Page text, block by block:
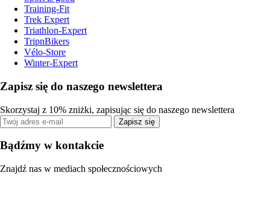
Training-Fit
Trek Expert
Triathlon-Expert
TripnBikers
Vélo-Store
Winter-Expert
Zapisz się do naszego newslettera
Skorzystaj z 10% zniżki, zapisując się do naszego newslettera
Zapisz się
Bądźmy w kontakcie
Znajdź nas w mediach społecznościowych